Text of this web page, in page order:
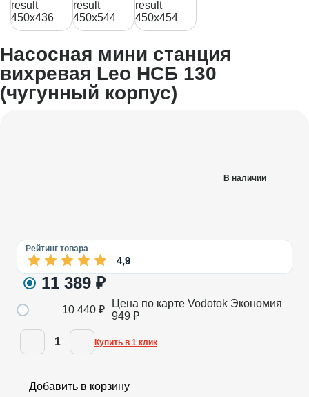
Насосная мини станция
вихревая Leo НСБ 130
(чугунный корпус)
В наличии
Рейтинг товара
4,9
11 389 ₽
10 440 ₽
Цена по карте Vodotok Экономия
949 ₽
1 Купить в 1 клик
Добавить в корзину